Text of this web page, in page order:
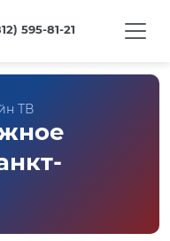
595-81-21
ТВ